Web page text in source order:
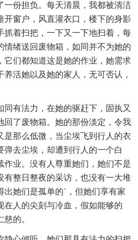
一份担负。每天清晨，我都被清洁
开窗户，风直灌衣口，楼下的身影
抓着扫把，一下又一下地扫着，每
情绪送回废物箱，如同并不为她的
它们都知道这是她的作业，她需求
活她以及她的家人，无可否认，
有法力，在她的驱赶下，固执又
回了废物箱。她的那份淡定，令我
是那么低微，当尘埃飞到行人的衣
弹去尘埃，却遭到行人的一个白
作业。没有人尊重她们，她们不是
有整日整夜的采访，也没有一大堆
出她们是孤单的`，但她们享有家
在人的尖刻与冷血，假如能够的
的。